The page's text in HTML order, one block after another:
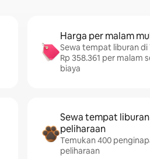
Harga per malam
Sewa tempat liburan
Rp 358.361 per malam
biaya
Sewa tempat
peliharaan
Temukan 400
peliharaan